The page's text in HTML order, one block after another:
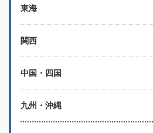
東海
関西
中国・四国
九州・沖縄